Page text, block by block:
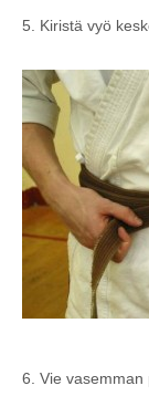
5. Kiristä vyö
6. Vie vasemman